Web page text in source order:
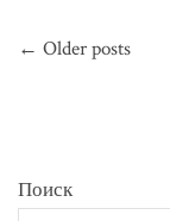
по
← Older posts
Поиск